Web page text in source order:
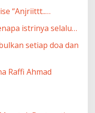
“Anjriittt..…
istrinya selalu…
setiap doa dan
Raffi Ahmad